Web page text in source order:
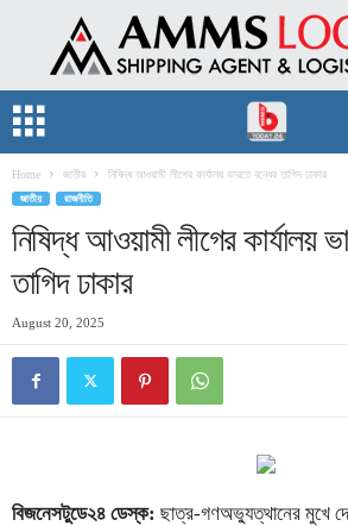
Home জাতীয় নিষিদ্ধ আওয়ামী লীগের কার্যালয় ভারতে বন্ধের তাগিদ ঢাকার
জাতীয় রাজনীতি
নিষিদ্ধ আওয়ামী লীগের কার্যালয়
তাগিদ ঢাকার
August 20, 2025
বিজনেসটুডে২৪ ডেস্ক: ছাত্র-গণঅভ্যুত্থানের মুখে